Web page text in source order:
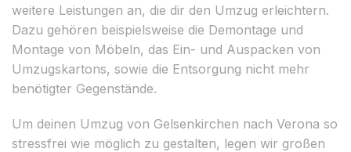
weitere Leistungen an, die dir den Umzug erleichtern.
Dazu gehören beispielsweise die Demontage und
Montage von Möbeln, das Ein- und Auspacken von
Umzugskartons, sowie die Entsorgung nicht mehr
benötigter Gegenstände.
Um deinen Umzug von Gelsenkirchen nach Verona so
stressfrei wie möglich zu gestalten, legen wir großen